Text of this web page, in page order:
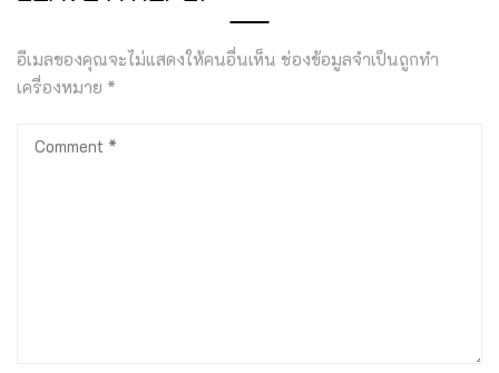
อีเมลของคุณจะไม่แสดงให้คนอื่นเห็น ช่องข้อมูลจำเป็นถูกทำ
เครื่องหมาย *